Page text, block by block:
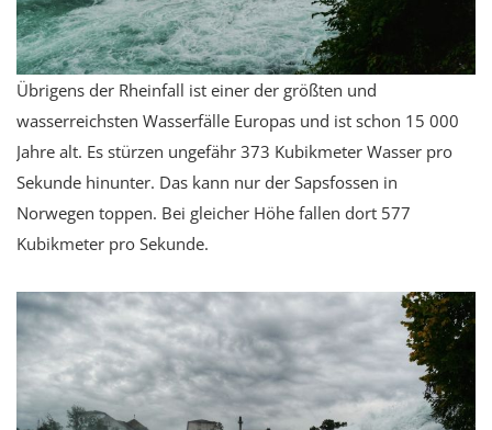
Übrigens der Rheinfall ist einer der größten und
wasserreichsten Wasserfälle Europas und ist schon 15 000
Jahre alt. Es stürzen ungefähr 373 Kubikmeter Wasser pro
Sekunde hinunter. Das kann nur der Sapsfossen in
Norwegen toppen. Bei gleicher Höhe fallen dort 577
Kubikmeter pro Sekunde.